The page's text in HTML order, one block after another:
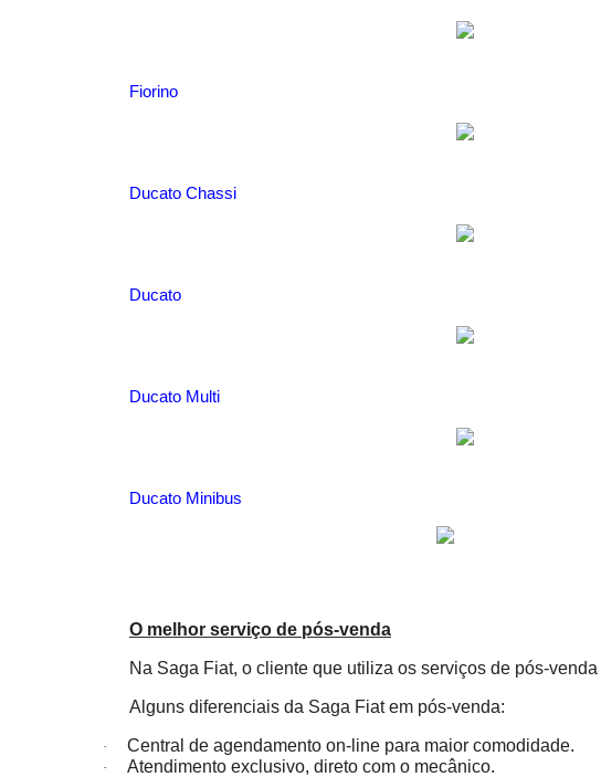
Fiorino
Ducato Chassi
Ducato
Ducato Multi
Ducato Minibus
O melhor serviço de pós-venda
Na Saga Fiat, o cliente que utiliza os serviços de pós-
Alguns diferenciais da Saga Fiat em pós-venda:
· Central de agendamento on-line para maior comodidade.
· Atendimento exclusivo, direto com o mecânico.